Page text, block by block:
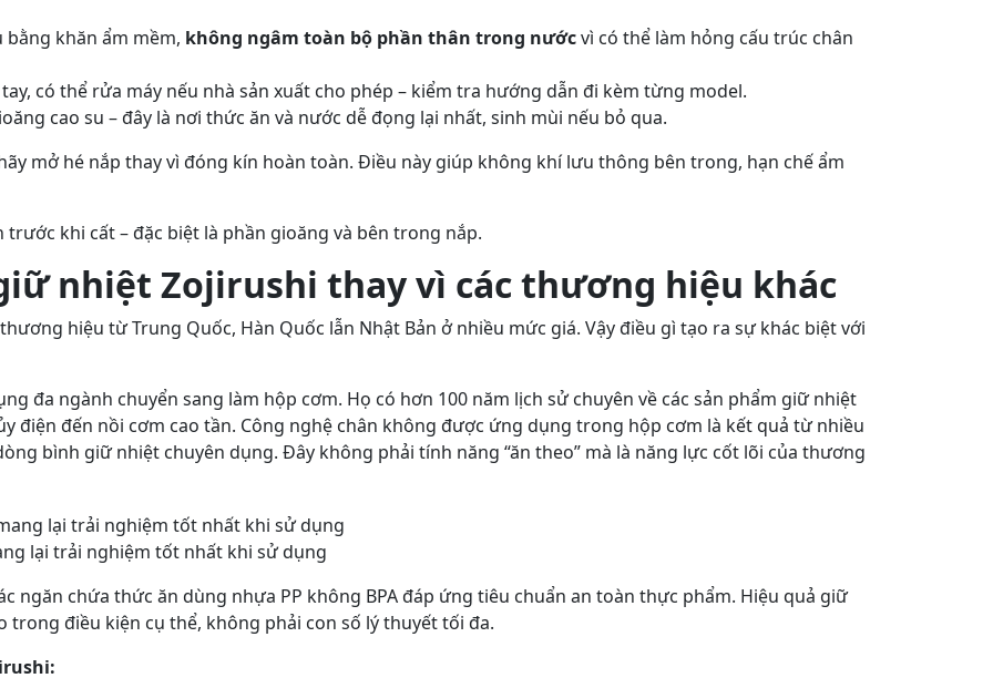
bằng khăn ẩm mềm, không ngâm toàn bộ phần thân trong nướcvì có thể làm hỏng cấu trúc chân
có thể rửa máy nếu nhà sản xuất cho phép – kiểm tra hướng dẫn đi kèm từng model.
cao su – đây là nơi thức ăn và nước dễ đọng lại nhất, sinh mùi nếu bỏ qua.
mở hé nắp thay vì đóng kín hoàn toàn. Điều này giúp không khí lưu thông bên trong, hạn chế ẩm
khi cất – đặc biệt là phần gioăng và bên trong nắp.
nhiệt Zojirushi thay vì các thương hiệu khác
hiệu từ Trung Quốc, Hàn Quốc lẫn Nhật Bản ở nhiều mức giá. Vậy điều gì tạo ra sự khác biệt với
đa ngành chuyển sang làm hộp cơm. Họ có hơn 100 năm lịch sử chuyên về các sản phẩm giữ nhiệt
điện đến nồi cơm cao tần. Công nghệ chân không được ứng dụng trong hộp cơm là kết quả từ nhiều
bình giữ nhiệt chuyên dụng. Đây không phải tính năng “ăn theo” mà là năng lực cốt lõi của thương
lại trải nghiệm tốt nhất khi sử dụng
ngăn chứa thức ăn dùng nhựa PP không BPA đáp ứng tiêu chuẩn an toàn thực phẩm. Hiệu quả giữ
điều kiện cụ thể, không phải con số lý thuyết tối đa.